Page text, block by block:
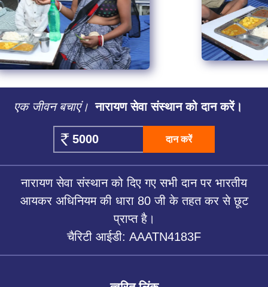
एक जीवन बचाएं। नारायण सेवा संस्थान को दान करें।
दान करें
नारायण सेवा संस्थान को दिए गए सभी दान पर भारतीय
आयकर अधिनियम की धारा 80 जी के तहत कर से छूट
प्राप्त है।
चैरिटी आईडी: AAATN4183F